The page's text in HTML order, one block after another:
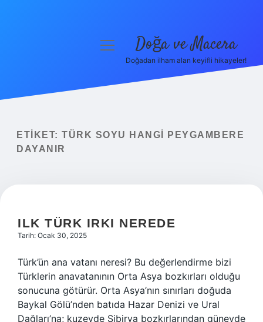
Yasal Uyarı
menüyü Doğa ve Macera
Doğadan ilham alan keyifli hikayeler!
ETIKET: TÜRK SOYU HANGI PEYGAMBERE
DAYANIR
ILK TÜRK IRKI NEREDE
Tarih: Ocak 30, 2025
Türk’ün ana vatanı neresi? Bu değerlendirme bizi
Türklerin anavatanının Orta Asya bozkırları olduğu
sonucuna götürür. Orta Asya’nın sınırları doğuda
Baykal Gölü’nden batıda Hazar Denizi ve Ural
Dağları’na; kuzeyde Sibirya bozkırlarından güneyde